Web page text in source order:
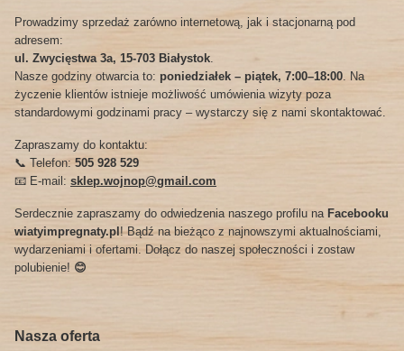
Prowadzimy sprzedaż zarówno internetową, jak i stacjonarną pod
adresem:
ul. Zwycięstwa 3a, 15-703 Białystok.
Nasze godziny otwarcia to: poniedziałek – piątek, 7:00–18:00. Na
życzenie klientów istnieje możliwość umówienia wizyty poza
standardowymi godzinami pracy – wystarczy się z nami skontaktować.
Zapraszamy do kontaktu:
📞 Telefon: 505 928 529
📧 E-mail: sklep.wojnop@gmail.com
Serdecznie zapraszamy do odwiedzenia naszego profilu na Facebooku
wiatyimpregnaty.pl! Bądź na bieżąco z najnowszymi aktualnościami,
wydarzeniami i ofertami. Dołącz do naszej społeczności i zostaw
polubienie! 😊
Nasza oferta